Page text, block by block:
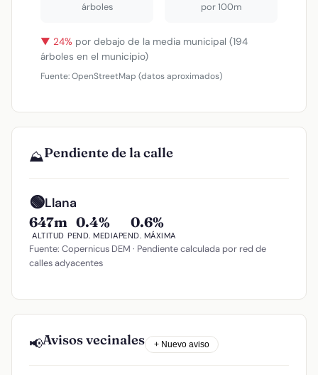
árboles por 100m
▼ 24% por debajo de la media municipal (194
árboles en el municipio)
Fuente: OpenStreetMap (datos aproximados)
⛰️Pendiente de la calle
🟢Llana
647m
ALTITUD
0.4%
PEND. MEDIA
0.6%
PEND. MÁXIMA
Fuente: Copernicus DEM · Pendiente calculada por red de
calles adyacentes
📢Avisos vecinales + Nuevo aviso